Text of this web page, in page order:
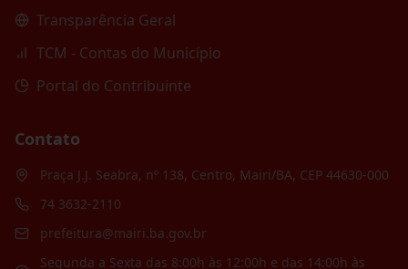
Transparência Geral
TCM - Contas do Município
Portal do Contribuinte
Contato
Praça J.J. Seabra, nº 138, Centro, Mairi/BA, CEP 44630-000
74 3632-2110
prefeitura@mairi.ba.gov.br
Segunda a Sexta das 8:00h às 12:00h e das 14:00h às